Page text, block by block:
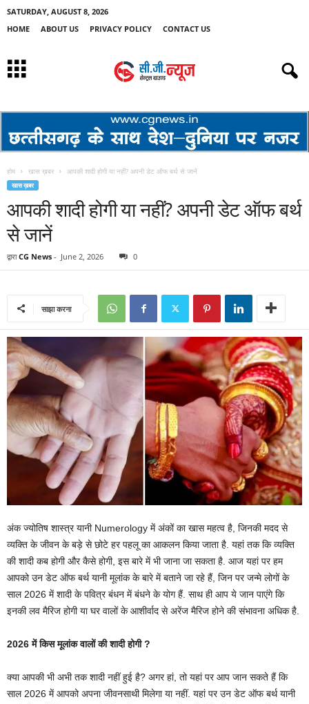
SATURDAY, AUGUST 8, 2026
HOME
ABOUT US PRIVACY POLICY CONTACT US
होम खास ख़बर आपकी शादी होगी या नहीं? अपनी डेट ऑफ बर्थ से जानें
खास ख़बर
आपकी शादी होगी या नहीं? अपनी डेट ऑफ बर्थ
से जानें
द्वारा CG News - June 2, 2026 0
साझा करना
अंक ज्योतिष शास्त्र यानी Numerology में अंकों का खास महत्व है, जिनकी मदद से
व्यक्ति के जीवन के बड़े से छोटे हर पहलू का आकलन किया जाता है. यहां तक कि व्यक्ति
की शादी कब होगी और कैसे होगी, इस बारे में भी जाना जा सकता है. आज यहां पर हम
आपको उन डेट ऑफ बर्थ यानी मूलांक के बारे में बताने जा रहे हैं, जिन पर जन्मे लोगों के
साल 2026 में शादी के पवित्र बंधन में बंधने के योग हैं. साथ ही आप ये जान पाएंगे कि
इनकी लव मैरिज होगी या घर वालों के आशीर्वाद से अरेंज मैरिज होने की संभावना अधिक है.
2026 में किस मूलांक वालों की शादी होगी ?
क्या आपकी भी अभी तक शादी नहीं हुई है? अगर हां, तो यहां पर आप जान सकते हैं कि
साल 2026 में आपको अपना जीवनसाथी मिलेगा या नहीं. यहां पर उन डेट ऑफ बर्थ यानी